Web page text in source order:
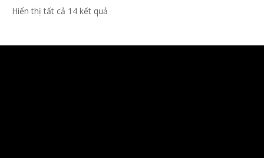
295.000 ₫.
là:
Hiển thị tất cả 14 kết quả